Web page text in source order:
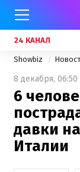
24 КАНАЛ
Showbiz
8 декабря, 06:50
6
давки
Италии